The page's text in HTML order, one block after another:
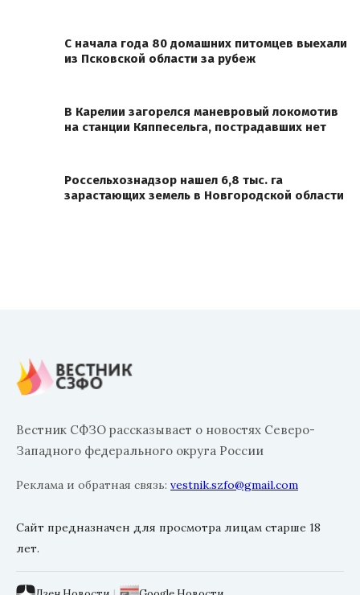
С начала года 80 домашних питомцев выехали
из Псковской области за рубеж
В Карелии загорелся маневровый локомотив
на станции Кяппесельга, пострадавших нет
Россельхознадзор нашел 6,8 тыс. га
зарастающих земель в Новгородской области
Вестник СФЗО рассказывает о новостях Северо-
Западного федерального округа России
Реклама и обратная связь: vestnik.szfo@gmail.com
Сайт предназначен для просмотра лицам старше 18
лет.